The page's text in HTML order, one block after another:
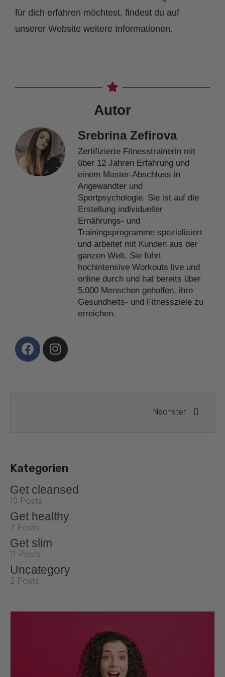
für dich erfahren möchtest, findest du auf
unserer Website weitere Informationen.
Autor
Srebrina Zefirova
Zertifizierte Fitnesstrainerin mit
über 12 Jahren Erfahrung und
einem Master-Abschluss in
Angewandter und
Sportpsychologie. Sie ist auf die
Erstellung individueller
Ernährungs- und
Trainingsprogramme spezialisiert
und arbeitet mit Kunden aus der
ganzen Welt. Sie führt
hochintensive Workouts live und
online durch und hat bereits über
5.000 Menschen geholfen, ihre
Gesundheits- und Fitnessziele zu
erreichen.
Nächster
Kategorien
Get cleansed
10 Posts
Get healthy
7 Posts
Get slim
11 Posts
Uncategory
2 Posts